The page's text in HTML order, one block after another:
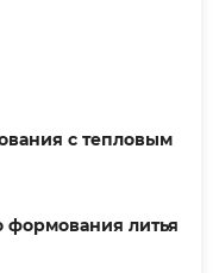
с тепловым
формования литья